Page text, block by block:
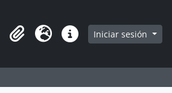
Portapapeles
Idioma Enlaces rápidos
Iniciar sesión